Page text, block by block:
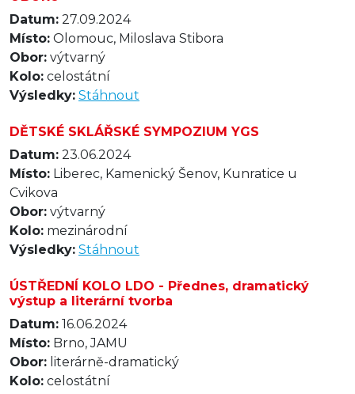
Datum: 27.09.2024
Místo: Olomouc, Miloslava Stibora
Obor: výtvarný
Kolo: celostátní
Výsledky: Stáhnout
DĚTSKÉ SKLÁŘSKÉ SYMPOZIUM YGS
Datum: 23.06.2024
Místo: Liberec, Kamenický Šenov, Kunratice u
Cvikova
Obor: výtvarný
Kolo: mezinárodní
Výsledky: Stáhnout
ÚSTŘEDNÍ KOLO LDO - Přednes, dramatický
výstup a literární tvorba
Datum: 16.06.2024
Místo: Brno, JAMU
Obor: literárně-dramatický
Kolo: celostátní